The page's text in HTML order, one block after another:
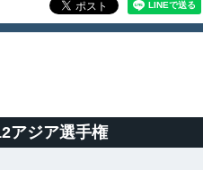
アジア選手権